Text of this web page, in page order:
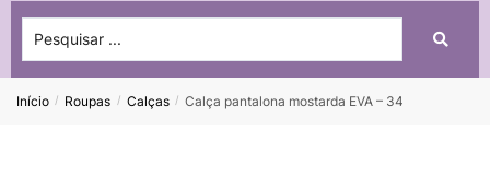
Início / Roupas / Calças / Calça pantalona mostarda EVA – 34